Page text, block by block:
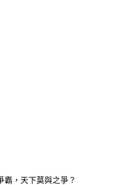
霸，天下莫與之爭？